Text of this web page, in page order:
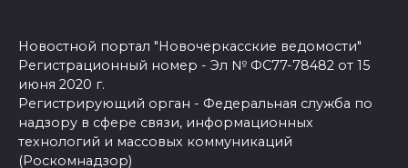
Новостной портал "Новочеркасские ведомости"
Регистрационный номер - Эл № ФС77-78482 от 15
июня 2020 г.
Регистрирующий орган - Федеральная служба по
надзору в сфере связи, информационных
технологий и массовых коммуникаций
(Роскомнадзор)